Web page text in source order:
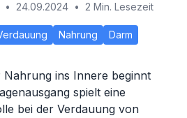
• 24.09.2024 • 2 Min. Lesezeit
Nahrung Darm
Nahrung ins Innere beginnt
spielt eine
bei der Verdauung von